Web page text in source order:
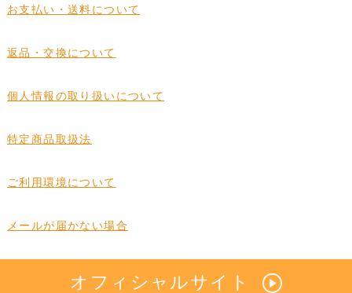
お支払い・送料について
返品・交換について
個人情報の取り扱いについて
特定商品取扱法
ご利用環境について
メールが届かない場合
オフィシャルサイト